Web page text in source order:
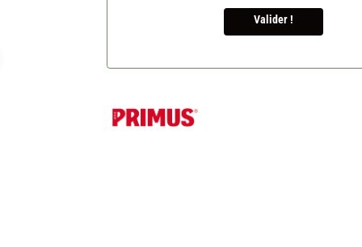
Valider !